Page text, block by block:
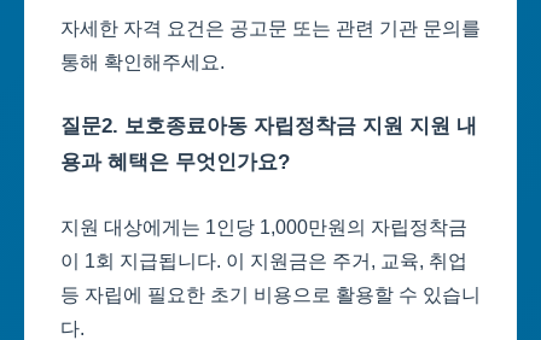
자세한 자격 요건은 공고문 또는 관련 기관 문의를
통해 확인해주세요.
질문2. 보호종료아동 자립정착금 지원 지원 내
용과 혜택은 무엇인가요?
지원 대상에게는 1인당 1,000만원의 자립정착금
이 1회 지급됩니다. 이 지원금은 주거, 교육, 취업
등 자립에 필요한 초기 비용으로 활용할 수 있습니
다.